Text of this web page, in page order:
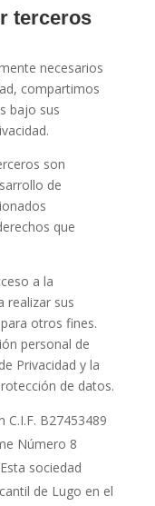
terceros
necesarios
compartimos
bajo sus
son
de
que
a la
realizar sus
otros fines.
personal de
Privacidad y la
de datos.
C.I.F. B27453489
Número 8
sociedad
de Lugo en el